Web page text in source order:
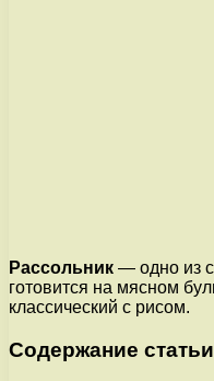
Рассольник — одно из
готовится на мясном
классический с рисом.
Содержание